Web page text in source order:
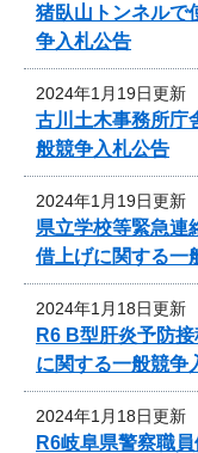
猪臥山トンネルで
争入札公告
2024年1月19日更新
古川土木事務所庁
般競争入札公告
2024年1月19日更新
県立学校等緊急連
借上げに関する一
2024年1月18日更新
R6 B型肝炎予防
に関する一般競争
2024年1月18日更新
R6岐阜県警察職